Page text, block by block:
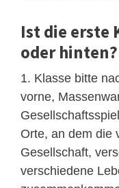
Ist die erste
oder hinten?
1. Klasse bitte
vorne,
Orte, an dem die
Gesellschaft,
verschiedene